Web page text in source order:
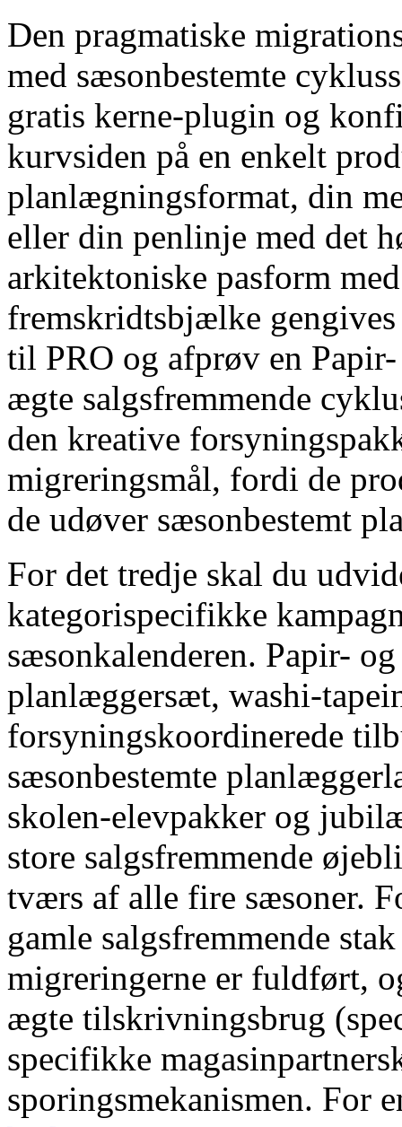
Den pragmatiske
med sæsonbestemte
gratis kerne-plugin og
kurvsiden på en enkelt
planlægningsformat, din
eller din penlinje med det
arkitektoniske pasform
fremskridtsbjælke
til PRO og afprøv en
ægte salgsfremmende
den kreative
migreringsmål, fordi de
de udøver sæsonbestemt
For det tredje skal du
kategorispecifikke
sæsonkalenderen. Papir-
planlæggersæt, washi-
forsyningskoordinerede
sæsonbestemte
skolen-elevpakker og
store salgsfremmende
tværs af alle fire sæsoner.
gamle salgsfremmende
migreringerne er fuldført,
ægte tilskrivningsbrug
specifikke
sporingsmekanismen. For